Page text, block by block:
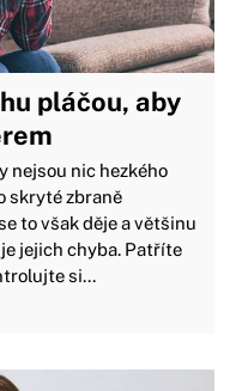
pláčou, aby
nejsou nic hezkého
skryté zbraně
to však děje a většinu
jejich chyba. Patříte
si...